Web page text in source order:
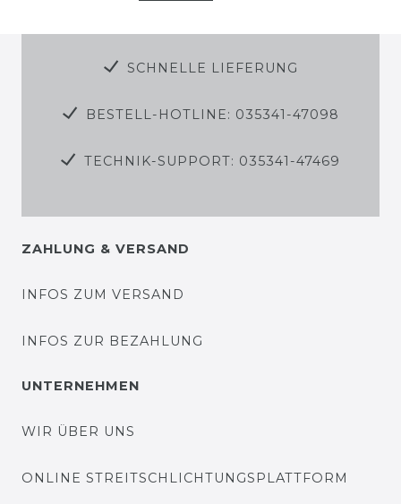
SCHNELLE LIEFERUNG
BESTELL-HOTLINE: 035341-47098
TECHNIK-SUPPORT: 035341-47469
ZAHLUNG & VERSAND
INFOS ZUM VERSAND
INFOS ZUR BEZAHLUNG
UNTERNEHMEN
WIR ÜBER UNS
ONLINE STREITSCHLICHTUNGSPLATTFORM